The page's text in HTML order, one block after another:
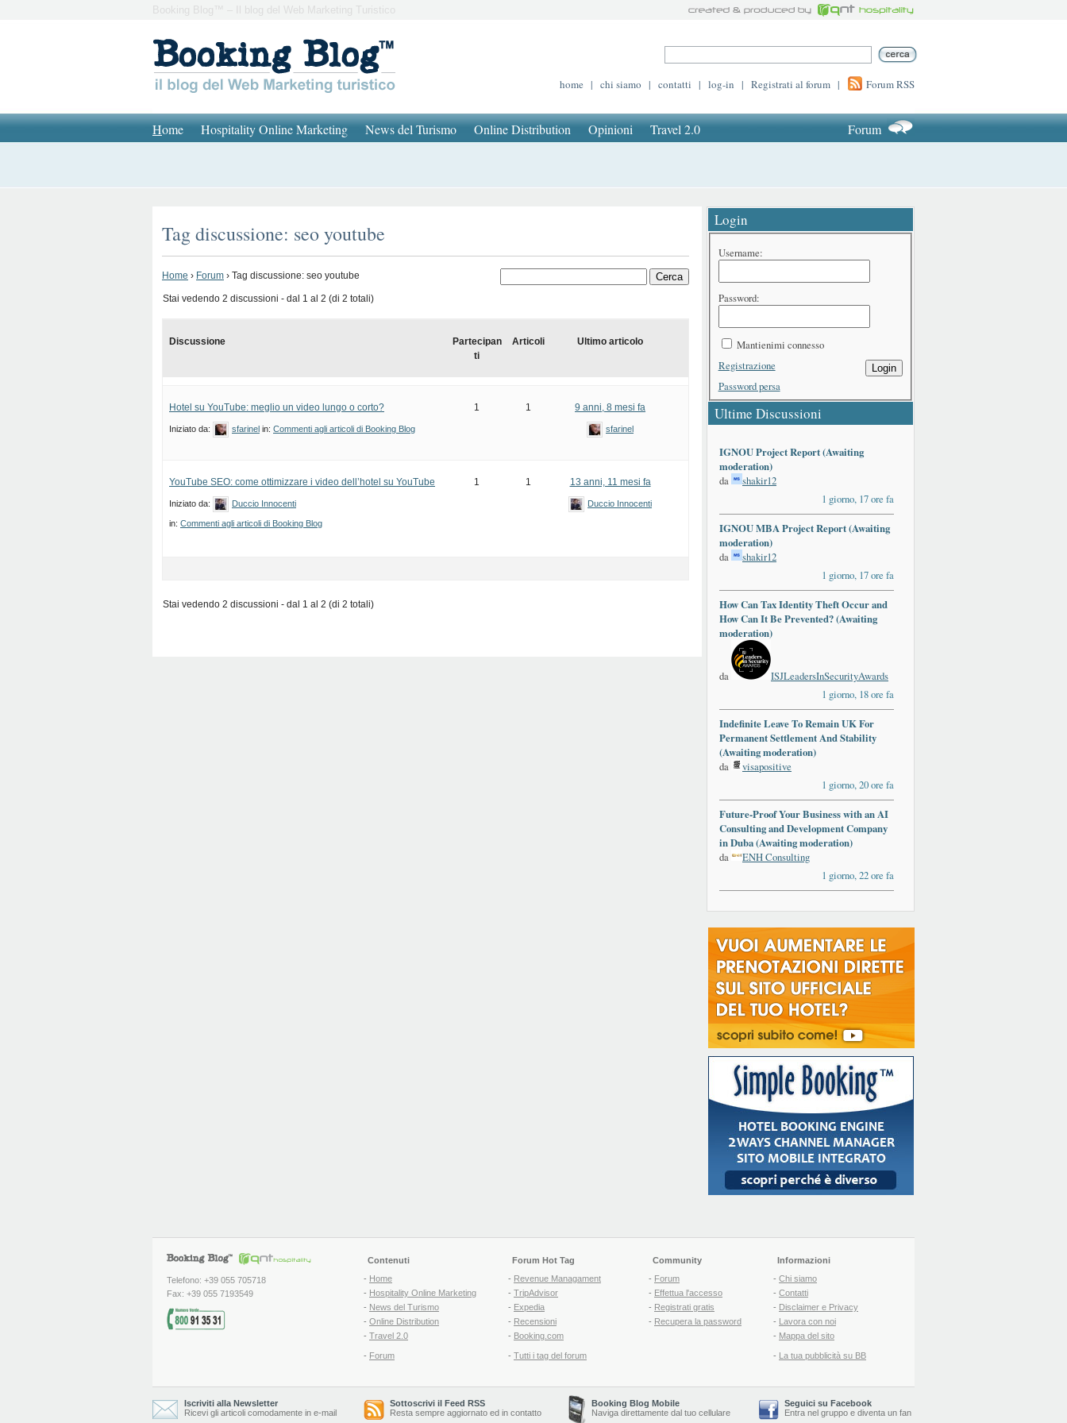
Booking Blog™ – Il blog del Web Marketing Turistico
home | chi siamo | contatti | log-in | Registrati al forum | Forum RSS
Home Hospitality Online Marketing News del Turismo Online Distribution Opinioni Travel 2.0 Forum
Tag discussione: seo youtube
Home › Forum › Tag discussione: seo youtube
Stai vedendo 2 discussioni - dal 1 al 2 (di 2 totali)
Discussione
Partecipan
ti
Articoli Ultimo articolo
Hotel su YouTube: meglio un video lungo o corto?
Iniziato da: sfarinel in: Commenti agli articoli di Booking Blog
1 1 9 anni, 8 mesi fa
sfarinel
YouTube SEO: come ottimizzare i video dell’hotel su YouTube
Iniziato da: Duccio Innocenti
in: Commenti agli articoli di Booking Blog
1 1 13 anni, 11 mesi fa
Duccio Innocenti
Stai vedendo 2 discussioni - dal 1 al 2 (di 2 totali)
Login
Username:
Password:
Mantienimi connesso
Login
Registrazione
Password persa
Ultime Discussioni
IGNOU Project Report (Awaiting
moderation)
da
shakir12
1 giorno, 17 ore fa
IGNOU MBA Project Report (Awaiting
moderation)
da
shakir12
1 giorno, 17 ore fa
How Can Tax Identity Theft Occur and
How Can It Be Prevented? (Awaiting
moderation)
da
ISJLeadersInSecurityAwards
1 giorno, 18 ore fa
Indefinite Leave To Remain UK For
Permanent Settlement And Stability
(Awaiting moderation)
da
visapositive
1 giorno, 20 ore fa
Future-Proof Your Business with an AI
Consulting and Development Company
in Duba (Awaiting moderation)
da
ENH Consulting
1 giorno, 22 ore fa
Telefono: +39 055 705718
Fax: +39 055 7193549
Contenuti
- Home
- Hospitality Online Marketing
- News del Turismo
- Online Distribution
- Travel 2.0
- Forum
Forum Hot Tag
- Revenue Managament
- TripAdvisor
- Expedia
- Recensioni
- Booking.com
- Tutti i tag del forum
Community
- Forum
- Effettua l'accesso
- Registrati gratis
- Recupera la password
Informazioni
- Chi siamo
- Contatti
- Disclaimer e Privacy
- Lavora con noi
- Mappa del sito
- La tua pubblicità su BB
Iscriviti alla Newsletter
Ricevi gli articoli comodamente in e-mail
Sottoscrivi il Feed RSS
Resta sempre aggiornato ed in contatto
Booking Blog Mobile
Naviga direttamente dal tuo cellulare
Seguici su Facebook
Entra nel gruppo e diventa un fan